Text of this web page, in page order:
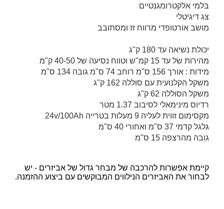
בלמי אלקטרומגנטיים
צג דיגיטלי
מושב אורטופדי מרווח זז ומסתובב
יכולת נשיאה עד 180 ק"ג
מהירות של עד 15 קמ"ש וט
ווח נסיעה של 40-50 ק"מ
מידות : אורך 156 ס"מ רוחב 74 ס"מ גובה 134 ס"מ
משקל הקלנועית עם סוללה 162 ק"ג
משקל הסוללה 62 ק"ג
רדיוס מינימאלי לסיבוב 1.37 מטר
מקסימום זווית לעליה 9 מעלות
בטרייה 24v/100Ah
גלגל קדמי 37 ס"מ ואחורי 40 ס"מ
גובה מהרצפה 15 ס"מ
קיימת אפשרות להרכבה של מבחר גדול של אביזרים - יש
לבחור את האביזרים הנילווים המבוקשים עם ביצוע ההזמנה.